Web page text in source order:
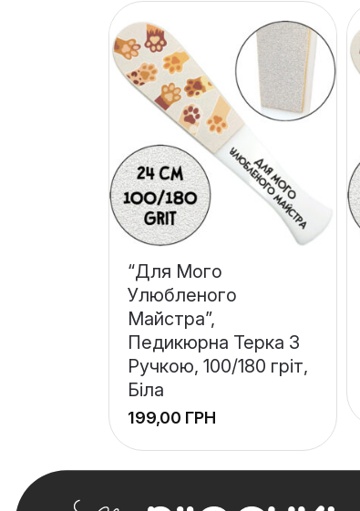
“Для Мого
Улюбленого
Майстра”,
Педикюрна Терка З
Ручкою, 100/180 гріт,
Біла
ГРН
−